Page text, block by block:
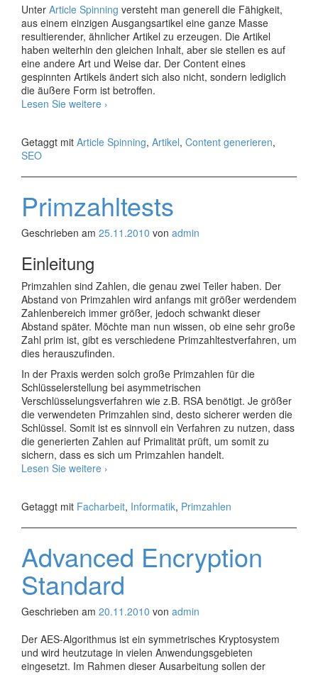
Unter Article Spinning versteht man generell die Fähigkeit,
aus einem einzigen Ausgangsartikel eine ganze Masse
resultierender, ähnlicher Artikel zu erzeugen. Die Artikel
haben weiterhin den gleichen Inhalt, aber sie stellen es auf
eine andere Art und Weise dar. Der Content eines
gespinnten Artikels ändert sich also nicht, sondern lediglich
die äußere Form ist betroffen.
Lesen Sie weitere Article
›
Getaggt mit Article Spinning, Artikel, Content generieren,
SEO
Primzahltests
Geschrieben am 25.11.2010 von admin
Einleitung
Primzahlen sind Zahlen, die genau zwei Teiler haben. Der
Abstand von Primzahlen wird anfangs mit größer werdendem
Zahlenbereich immer größer, jedoch schwankt dieser
Abstand später. Möchte man nun wissen, ob eine sehr große
Zahl prim ist, gibt es verschiedene Primzahltestverfahren, um
dies herauszufinden.
In der Praxis werden solch große Primzahlen für die
Schlüsselerstellung bei asymmetrischen
Verschlüsselungsverfahren wie z.B. RSA benötigt. Je größer
die verwendeten Primzahlen sind, desto sicherer werden die
Schlüssel. Somit ist es sinnvoll ein Verfahren zu nutzen, dass
die generierten Zahlen auf Primalität prüft, um somit zu
sichern, dass es sich um Primzahlen handelt.
Lesen Sie weitere Primzahltests
›
Getaggt mit Facharbeit, Informatik, Primzahlen
Advanced Encryption
Standard
Geschrieben am 20.11.2010 von admin
Der AES-Algorithmus ist ein symmetrisches Kryptosystem
und wird heutzutage in vielen Anwendungsgebieten
eingesetzt. Im Rahmen dieser Ausarbeitung sollen der